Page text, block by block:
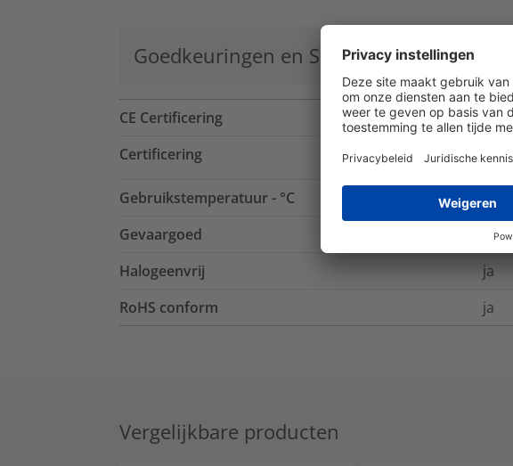
Goedkeuringen en Specificaties
CE Certificering
ja
Certificering
Gebruikstemperatuur - °C
-100
Gevaargoed
nee
Halogeenvrij
ja
RoHS conform
ja
Vergelijkbare producten